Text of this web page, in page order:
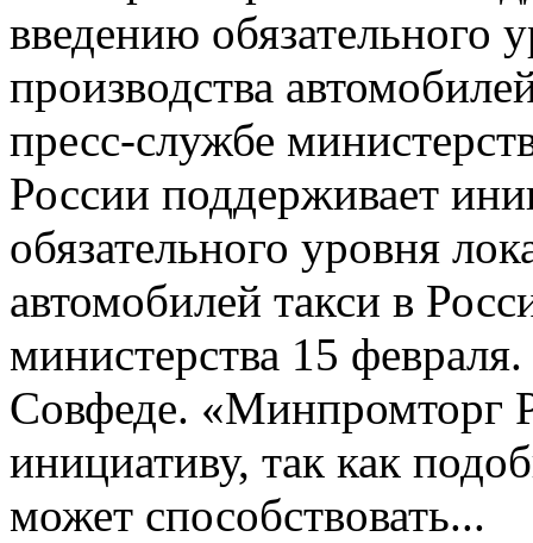
введению обязательного
производства
пресс-службе
России поддерживает
обязательного уровня
автомобилей такси в
министерства 15
Совфеде. «Минпромторг
инициативу, так как
может способствовать...